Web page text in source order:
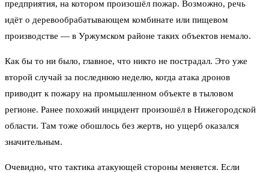
предприятия, на котором произошёл пожар. Возможно, речь
идёт о деревообрабатывающем комбинате или пищевом
производстве — в Уржумском районе таких объектов немало.
Как бы то ни было, главное, что никто не пострадал. Это уже
второй случай за последнюю неделю, когда атака дронов
приводит к пожару на промышленном объекте в тыловом
регионе. Ранее похожий инцидент произошёл в Нижегородской
области. Там тоже обошлось без жертв, но ущерб оказался
значительным.
Очевидно, что тактика атакующей стороны меняется. Если